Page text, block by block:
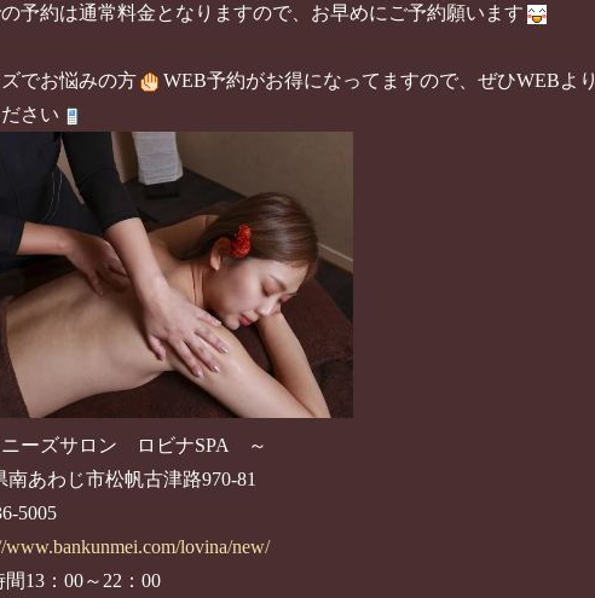
予約は通常料金となりますので、お早めにご予約願います
でお悩みの方
WEB予約がお得になってますので、ぜひWEBより
さい
ーズサロン ロビナSPA ～
南あわじ市松帆古津路970-81
5005
www.bankunmei.com/lovina/new/
13：00～22：00